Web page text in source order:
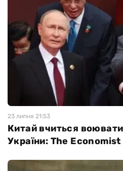
23 липня 21:53
Китай вчиться воювати
України: The Economist